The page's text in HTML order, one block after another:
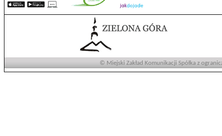
© Miejski Zakład Komunikacji Spółka z